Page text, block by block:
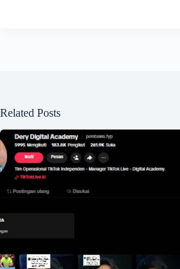
Related Posts